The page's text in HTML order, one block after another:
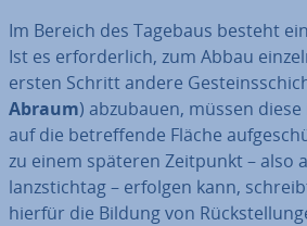
Im Bereich des Tagebaus besteht
Ist es er­for­der­lich, zum Abbau
ersten Schritt andere
Abraum) abzubauen, müssen
auf die be­tref­fen­de Fläche
zu einem späteren Zeitpunkt – also
lanz­stich­tag – erfolgen kann,
hierfür die Bildung von